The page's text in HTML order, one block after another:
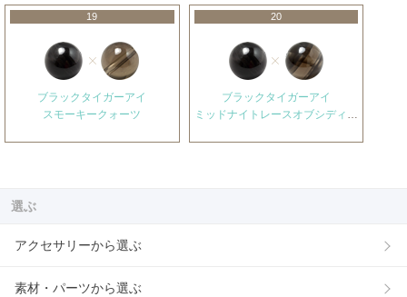
19
ブラックタイガーアイ
スモーキークォーツ
20
ブラックタイガーアイ
ミッドナイトレースオブシディアン
選ぶ
アクセサリーから選ぶ
素材・パーツから選ぶ